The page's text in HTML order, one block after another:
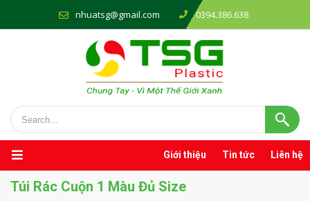
nhuatsg@gmail.com 0394.386.638
Giới thiệu Tin tức Liên hệ
Túi Rác Cuộn 1 Màu Đủ Size